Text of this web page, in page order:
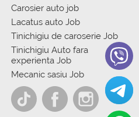
Carosier auto job
Lacatus auto Job
Tinichigiu de caroserie Job
Tinichigiu Auto fara
experienta Job
Mecanic sasiu Job